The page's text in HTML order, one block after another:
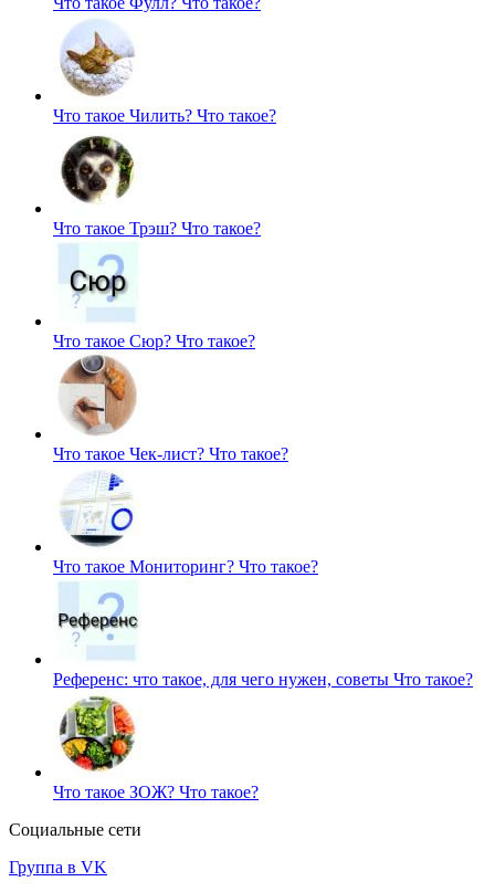
Что такое Чилить? Что такое?
Что такое Трэш? Что такое?
Что такое Сюр? Что такое?
Что такое Чек-лист? Что такое?
Что такое Мониторинг? Что такое?
Референс: что такое, для чего нужен, советы Что такое?
Что такое ЗОЖ? Что такое?
Социальные сети
Группа в VK